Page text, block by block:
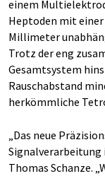
einem
Heptoden mit
Millimeter
Trotz der eng
Gesamtsystem
Rauschabstand
herkömmliche
„Das neue
Signalverarbeitung
Thomas Schanze.